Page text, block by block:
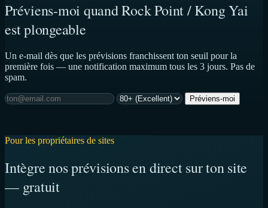
Préviens-moi quand Rock Point / Kong Yai
est plongeable
Un e-mail dès que les prévisions franchissent ton seuil pour la
première fois — une notification maximum tous les 3 jours. Pas de
spam.
Préviens-moi
Pour les propriétaires de sites
Intègre nos prévisions en direct sur ton site
— gratuit